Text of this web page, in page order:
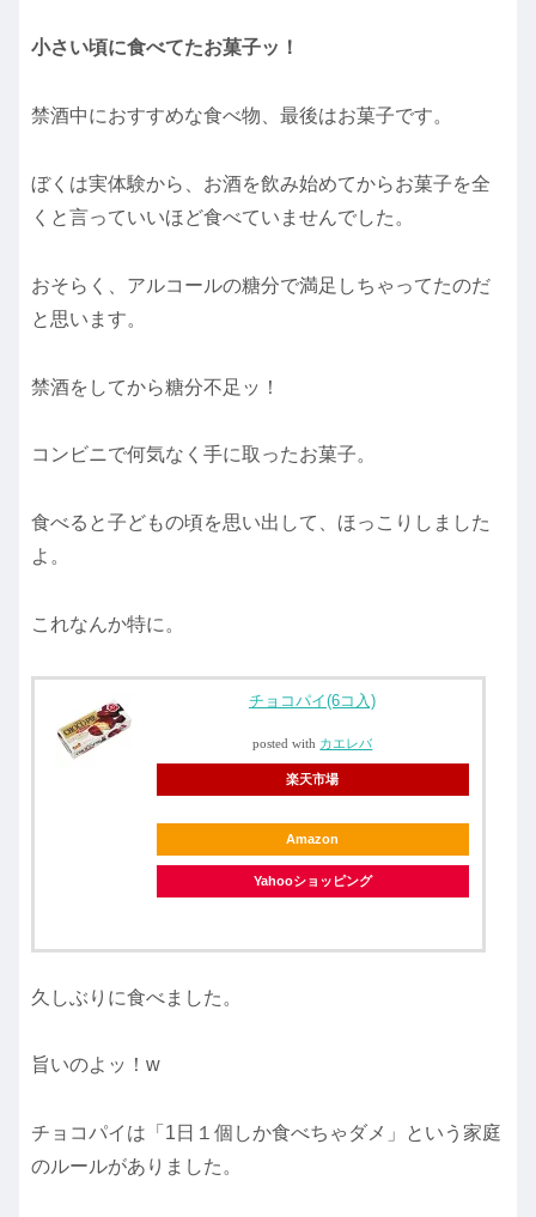
小さい頃に食べてたお菓子ッ！
禁酒中におすすめな食べ物、最後はお菓子です。
ぼくは実体験から、お酒を飲み始めてからお菓子を全
くと言っていいほど食べていませんでした。
おそらく、アルコールの糖分で満足しちゃってたのだ
と思います。
禁酒をしてから糖分不足ッ！
コンビニで何気なく手に取ったお菓子。
食べると子どもの頃を思い出して、ほっこりしました
よ。
これなんか特に。
チョコパイ(6コ入)
posted with カエレバ
楽天市場
Amazon
Yahooショッピング
久しぶりに食べました。
旨いのよッ！w
チョコパイは「1日１個しか食べちゃダメ」という家庭
のルールがありました。